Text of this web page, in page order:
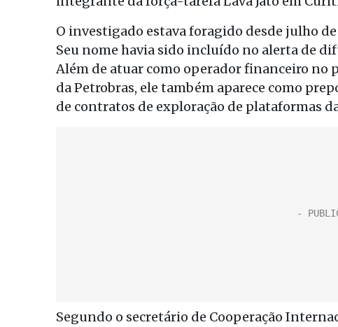
O investigado estava foragido desde julho
Seu nome havia sido incluído no alerta de
Além de atuar como operador financeiro no
da Petrobras, ele também aparece como
de contratos de exploração de plataformas
Segundo o secretário de Cooperação